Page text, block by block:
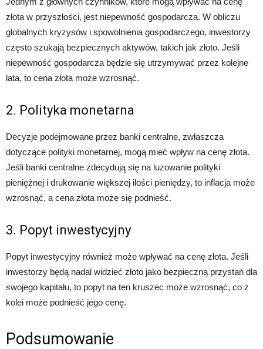
złota w przyszłości, jest niepewność gospodarcza. W obliczu
globalnych kryzysów i spowolnienia gospodarczego, inwestorzy
często szukają bezpiecznych aktywów, takich jak złoto. Jeśli
niepewność gospodarcza będzie się utrzymywać przez kolejne
lata, to cena złota może wzrosnąć.
2. Polityka monetarna
Decyzje podejmowane przez banki centralne, zwłaszcza
dotyczące polityki monetarnej, mogą mieć wpływ na cenę złota.
Jeśli banki centralne zdecydują się na luzowanie polityki
pieniężnej i drukowanie większej ilości pieniędzy, to inflacja może
wzrosnąć, a cena złota może się podnieść.
3. Popyt inwestycyjny
Popyt inwestycyjny również może wpływać na cenę złota. Jeśli
inwestorzy będą nadal widzieć złoto jako bezpieczną przystań dla
swojego kapitału, to popyt na ten kruszec może wzrosnąć, co z
kolei może podnieść jego cenę.
Podsumowanie